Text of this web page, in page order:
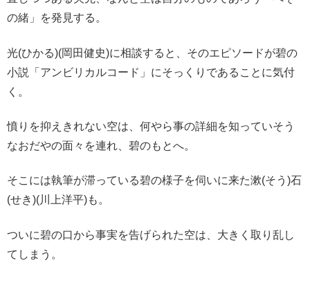
の緒」を発見する。
光(ひかる)(岡田健史)に相談すると、そのエピソードが碧の
小説「アンビリカルコード」にそっくりであることに気付
く。
憤りを抑えきれない空は、何やら事の詳細を知っていそう
なおだやの面々を連れ、碧のもとへ。
そこには執筆が滞っている碧の様子を伺いに来た漱(そう)石
(せき)(川上洋平)も。
ついに碧の口から事実を告げられた空は、大きく取り乱し
てしまう。